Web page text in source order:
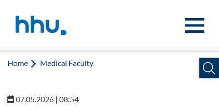
Home Medical Faculty
07.05.2026 | 08:54